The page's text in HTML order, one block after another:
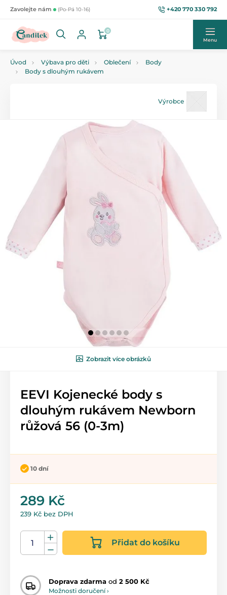
Zavolejte nám (Po-Pá 10-16) +420 770 330 792
0
Menu
Úvod Výbava pro děti Oblečení
Body
Body s dlouhým rukávem
Výrobce
Zobrazit více obrázků
EEVI Kojenecké body s
dlouhým rukávem Newborn
růžová 56 (0-3m)
10 dní
289 Kč
239 Kč bez DPH
Přidat do košíku
Doprava zdarma od 2 500 Kč
Možnosti doručení ›